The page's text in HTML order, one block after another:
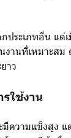
ประเภทอื่น แต่
งานที่เหมาะส
าว
รใช้งาน
ความแข็งสูง แ